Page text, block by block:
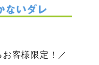
客様限定！／